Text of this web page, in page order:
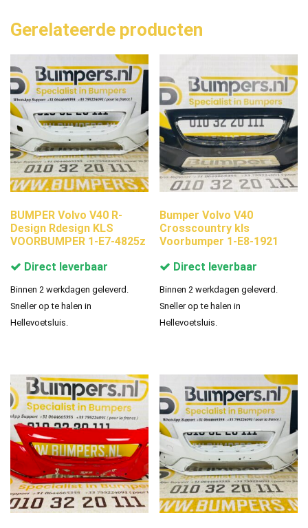
Gerelateerde producten
BUMPER Volvo V40 R-
Design Rdesign KLS
VOORBUMPER 1-E7-4825z
Direct leverbaar
Binnen 2 werkdagen geleverd.
Sneller op te halen in
Hellevoetsluis.
Bumper Volvo V40
Crosscountry kls
Voorbumper 1-E8-1921
Direct leverbaar
Binnen 2 werkdagen geleverd.
Sneller op te halen in
Hellevoetsluis.